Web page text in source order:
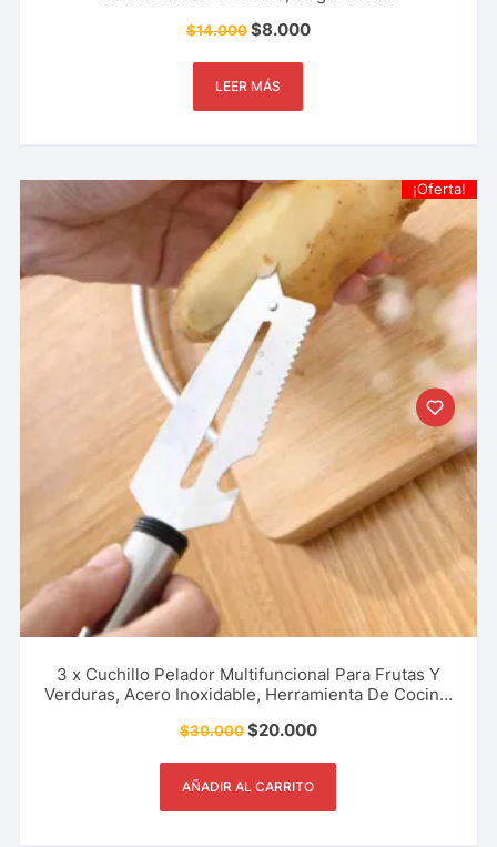
$14.000$8.000
LEER MÁS
¡Oferta!
3 x Cuchillo Pelador Multifuncional Para Frutas Y
Verduras, Acero Inoxidable, Herramienta De Cocina,
$30.000$20.000
AÑADIR AL CARRITO